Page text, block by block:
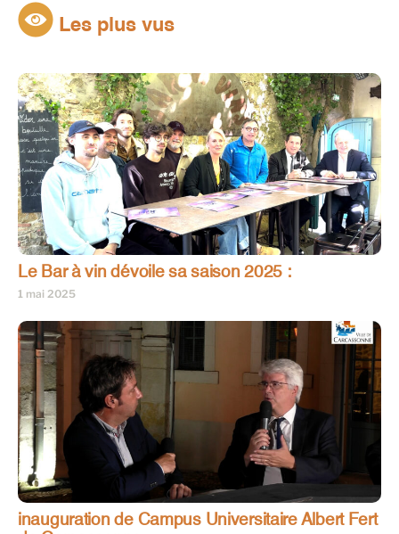
Les plus vus
Le Bar à vin dévoile sa saison 2025 :
1 mai 2025
inauguration de Campus Universitaire Albert Fert